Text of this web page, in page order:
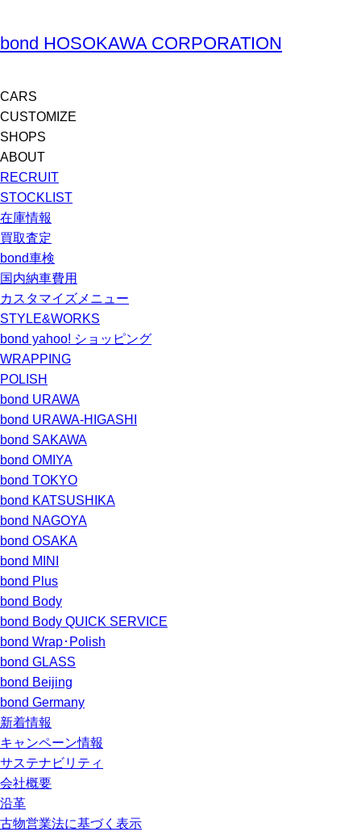
bond HOSOKAWA CORPORATION
CARS
CUSTOMIZE
SHOPS
ABOUT
RECRUIT
STOCKLIST
在庫情報
買取査定
bond車検
国内納車費用
カスタマイズメニュー
STYLE&WORKS
bond yahoo! ショッピング
WRAPPING
POLISH
bond URAWA
bond URAWA-HIGASHI
bond SAKAWA
bond OMIYA
bond TOKYO
bond KATSUSHIKA
bond NAGOYA
bond OSAKA
bond MINI
bond Plus
bond Body
bond Body QUICK SERVICE
bond Wrap･Polish
bond GLASS
bond Beijing
bond Germany
新着情報
キャンペーン情報
サステナビリティ
会社概要
沿革
古物営業法に基づく表示